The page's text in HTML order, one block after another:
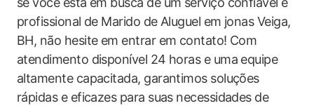
profissional de‍ Marido de Aluguel em jonas ‌Veiga,
BH, não hesite em entrar em contato! Com
atendimento disponível 24 horas e uma equipe
altamente capacitada, garantimos soluções
rápidas e eficazes para suas necessidades de